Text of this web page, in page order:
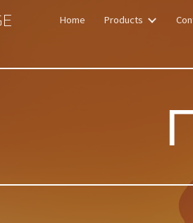
Skip to main content
Home Products